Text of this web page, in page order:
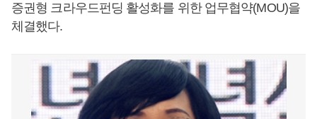
증권형 크라우드펀딩 활성화를 위한 업무협약(MOU)을
체결했다.